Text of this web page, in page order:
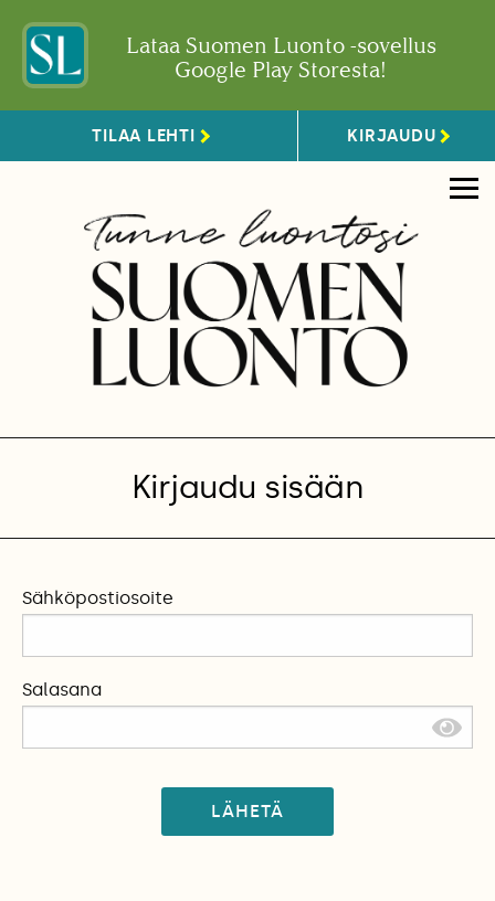
Lataa Suomen Luonto -sovellus
Google Play Storesta!
TILAA LEHTI KIRJAUDU
Kirjaudu sisään
Sähköpostiosoite
Salasana
LÄHETÄ